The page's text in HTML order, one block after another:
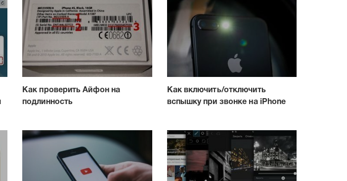
Как проверить Айфон на
подлинность
Как включить/отключить
вспышку при звонке на iPhone